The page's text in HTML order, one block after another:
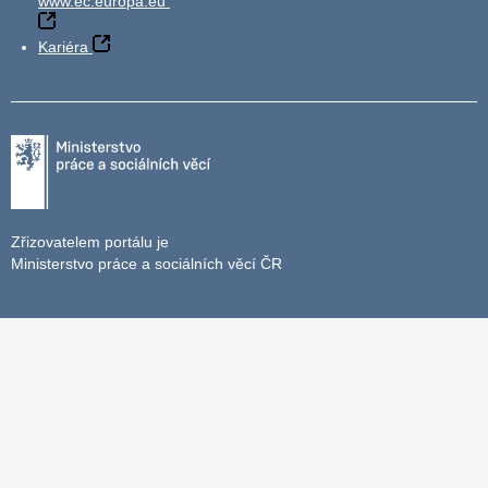
Kariéra
Zřizovatelem portálu je
Ministerstvo práce a sociálních věcí ČR